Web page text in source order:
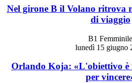
Nel girone B il Volano ritrova
di viaggio
B1 Femminile
lunedì 15 giugno
Orlando Koja: «L'obiettivo è
per